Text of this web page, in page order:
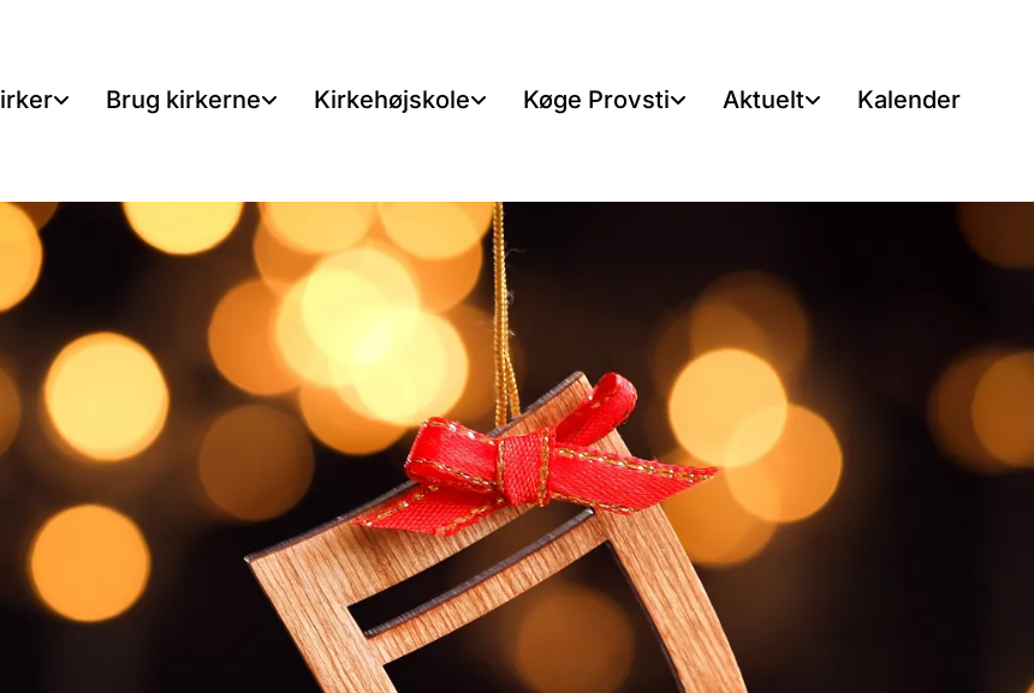
Brug kirkerne Kirkehøjskole Køge Provsti Aktuelt Kalender